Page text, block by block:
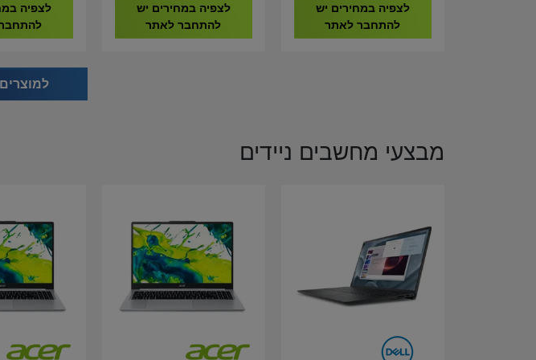
לצפיה במחירים יש
להתחבר לאתר
9020296-EU
לצפיה במחירים יש
להתחבר לאתר
9020293-EU
לצפיה
מבצעי מחשבים ניידים